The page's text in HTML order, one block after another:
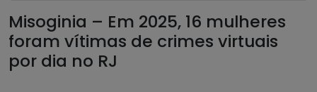
Misoginia – Em 2025, 16 mulheres
foram vítimas de crimes virtuais
por dia no RJ